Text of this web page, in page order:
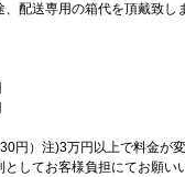
配送専用の箱代を頂戴致し
円）注)3万円以上で料金が変
してお客様負担にてお願い